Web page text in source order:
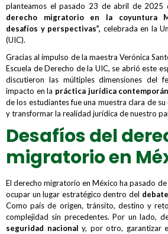
planteamos el pasado 23 de abril de 2025
derecho migratorio en la coyuntura
desafíos y perspectivas”, celebrada en la
(UIC).
Gracias al impulso de la maestra Verónica
Escuela de Derecho de la UIC, se abrió este
discutieron las múltiples dimensiones del
impacto en la práctica jurídica
de los estudiantes fue una muestra clara de
y transformar la realidad jurídica de nuestro
Desafíos del
migratorio en
El derecho migratorio en México ha pasado
ocupar un lugar estratégico dentro del
Como país de origen, tránsito, destino y
complejidad sin precedentes. Por un lado,
seguridad nacional y, por otro, garantizar